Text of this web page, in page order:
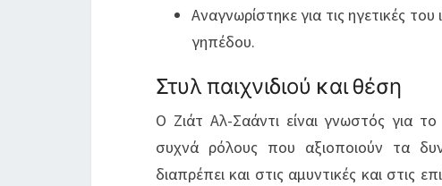
Αναγνωρίστηκε για τις ηγετικές
γηπέδου.
Στυλ παιχνιδιού και θέση
Ο Ζιάτ Αλ-Σαάντι είναι γνωστός για
συχνά ρόλους που αξιοποιούν τα
διαπρέπει και στις αμυντικές και στις